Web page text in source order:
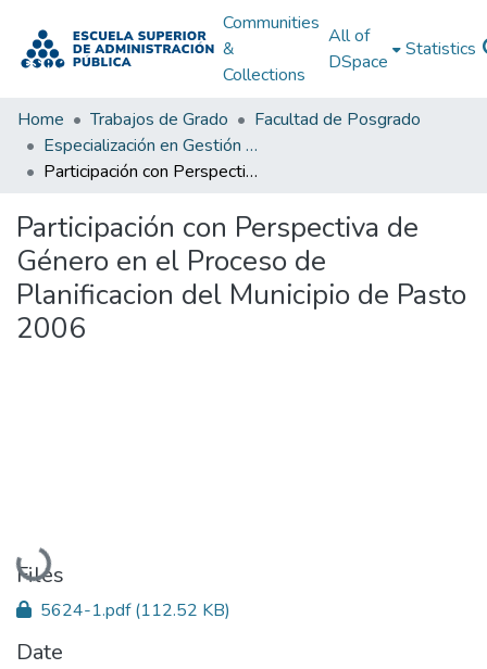
Communities
&
Collections
All of
DSpace
Statistics
Home Trabajos de Grado
Facultad de Posgrado
Especialización en Gestión Pública
Participación con Perspectiva de Género en el Proceso de Planificacion del Municipio de Pasto 2006
Participación con Perspectiva de
Género en el Proceso de
Planificacion del Municipio de Pasto
2006
Loading...
Files
5624-1.pdf(112.52 KB)
Date